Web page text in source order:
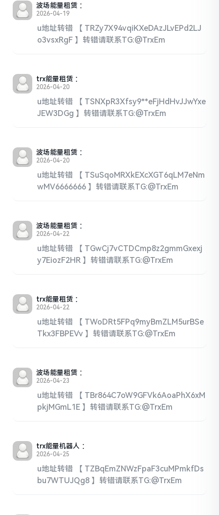
波场能量租赁 ：
2026-04-19
u地址转错 【 TRZy7X94vqiKXeDAzJLvEPd2LJ
o3vsxRgF 】转错请联系TG:@TrxEm
trx能量租赁 ：
2026-04-20
u地址转错 【 TSNXpR3Xfsy9**eFjHdHvJJwYxe
JEW3DGg 】转错请联系TG:@TrxEm
波场能量租赁 ：
2026-04-20
u地址转错 【 TSuSqoMRXkEXcXGT6qLM7eNm
wMV6666666 】转错请联系TG:@TrxEm
波场能量租赁 ：
2026-04-22
u地址转错 【 TGwCj7vCTDCmp8z2gmmGxexj
y7EiozF2HR 】转错请联系TG:@TrxEm
trx能量租赁 ：
2026-04-22
u地址转错 【 TWoDRt5FPq9myBmZLM5urBSe
Tkx3FBPEVv 】转错请联系TG:@TrxEm
波场能量租赁 ：
2026-04-23
u地址转错 【 TBr864C7oW9GFVk6AoaPhX6xM
pkjMGmL1E 】转错请联系TG:@TrxEm
trx能量机器人 ：
2026-04-25
u地址转错 【 TZBqEmZNWzFpaF3cuMPmkfDs
bu7WTUJQg8 】转错请联系TG:@TrxEm